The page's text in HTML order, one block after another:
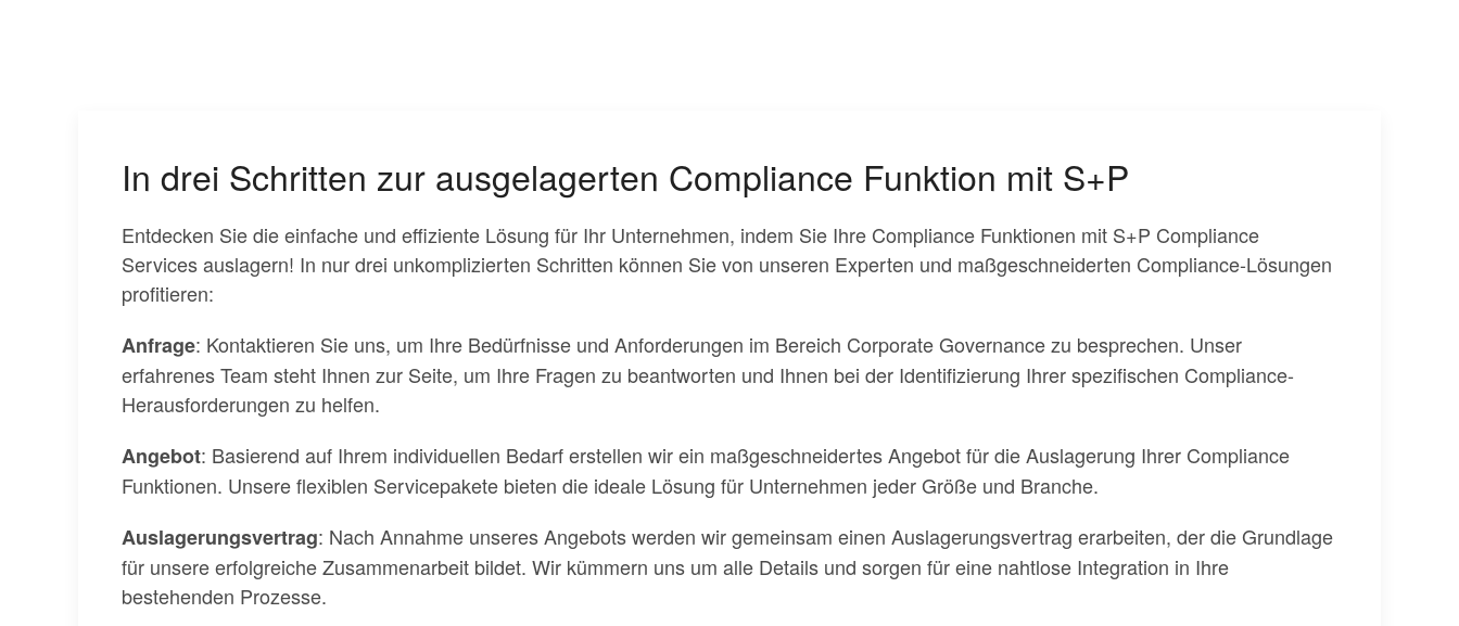
In drei Schritten zur ausgelagerten Compliance Funktion mit S+P
Entdecken Sie die einfache und effiziente Lösung für Ihr Unternehmen, indem Sie Ihre Compliance Funktionen mit S+P Compliance
Services auslagern! In nur drei unkomplizierten Schritten können Sie von unseren Experten und maßgeschneiderten Compliance-Lösungen
profitieren:
Anfrage: Kontaktieren Sie uns, um Ihre Bedürfnisse und Anforderungen im Bereich Corporate Governance zu besprechen. Unser
erfahrenes Team steht Ihnen zur Seite, um Ihre Fragen zu beantworten und Ihnen bei der Identifizierung Ihrer spezifischen Compliance-
Herausforderungen zu helfen.
Angebot: Basierend auf Ihrem individuellen Bedarf erstellen wir ein maßgeschneidertes Angebot für die Auslagerung Ihrer Compliance
Funktionen. Unsere flexiblen Servicepakete bieten die ideale Lösung für Unternehmen jeder Größe und Branche.
Auslagerungsvertrag: Nach Annahme unseres Angebots werden wir gemeinsam einen Auslagerungsvertrag erarbeiten, der die Grundlage
für unsere erfolgreiche Zusammenarbeit bildet. Wir kümmern uns um alle Details und sorgen für eine nahtlose Integration in Ihre
bestehenden Prozesse.